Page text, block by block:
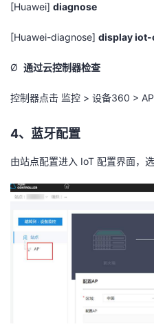
[Huawei] diagnose
[Huawei-diagnose] display iot-
Ø 通过云控制器检查
控制器点击 监控 > 设备360 >
4、 蓝牙配置
由站点配置进入 IoT 配置界面，